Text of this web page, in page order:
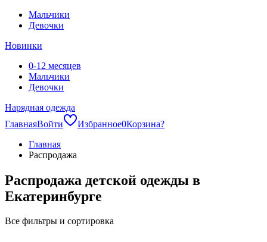
Мальчики
Девочки
Новинки
0-12 месяцев
Мальчики
Девочки
Нарядная одежда
ГлавнаяВойти Избранное0Корзина?
Главная
Распродажа
Распродажа детской одежды в
Екатеринбурге
Все фильтры и сортировка